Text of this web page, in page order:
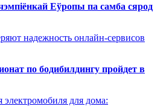
Еўропы па самба сярод
надежность онлайн-сервисов
по бодибилдингу пройдет в
электромобиля для дома: